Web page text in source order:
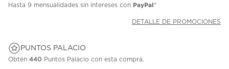
Hasta 9 mensualidades sin intereses con PayPal*
DETALLE DE PROMOCIONES
PUNTOS PALACIO
Obtén 440 Puntos Palacio con esta compra.